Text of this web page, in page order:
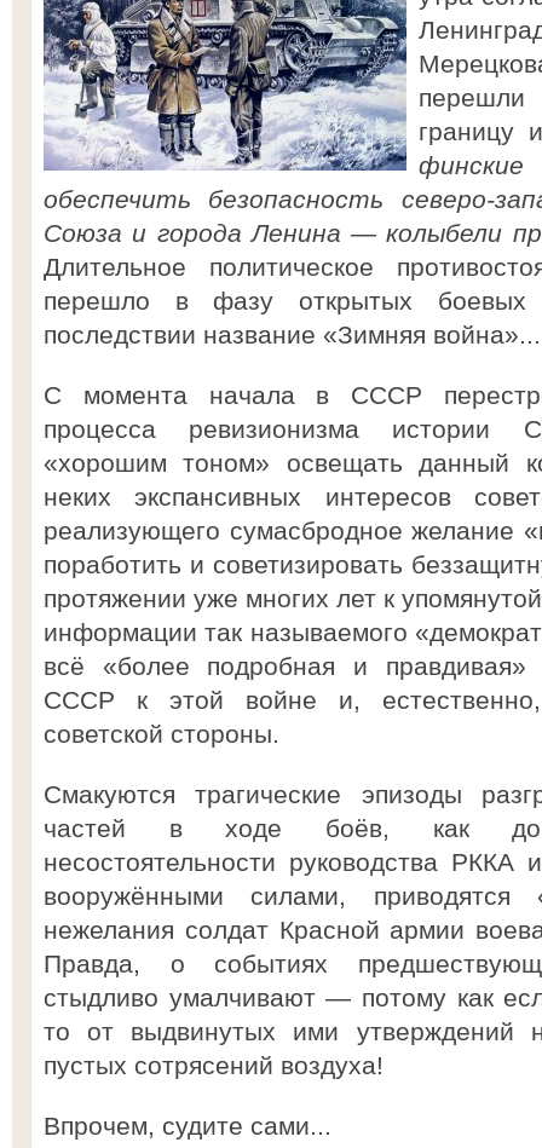
границу
финские
обеспечить безопасность северо-
Союза и города Ленина — колыбели
Длительное политическое
перешло в фазу открытых боевых
последствии название «Зимняя война»...
С момента начала в СССР
процесса ревизионизма истории
«хорошим тоном» освещать данный
неких экспансивных интересов
реализующего сумасбродное желание
поработить и советизировать
протяжении уже многих лет к
информации так называемого
всё «более подробная и правдивая»
СССР к этой войне и, естественно,
советской стороны.
Смакуются трагические эпизоды
частей в ходе боёв, как
несостоятельности руководства РККА
вооружёнными силами, приводятся
нежелания солдат Красной армии
Правда, о событиях
стыдливо умалчивают — потому как
то от выдвинутых ими утверждений
пустых сотрясений воздуха!
Впрочем, судите сами...